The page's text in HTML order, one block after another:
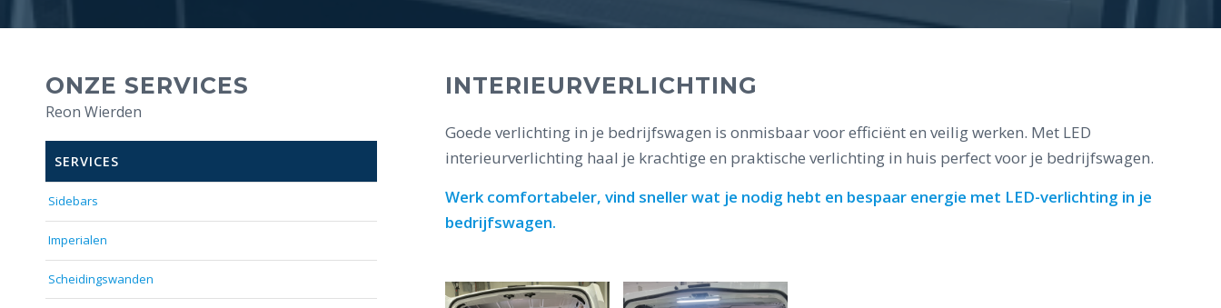
ONZE SERVICES
Reon Wierden
SERVICES
Sidebars
Imperialen
Scheidingswanden
INTERIEURVERLICHTING
Goede verlichting in je bedrijfswagen is onmisbaar voor efficiënt en veilig werken. Met LED
interieurverlichting haal je krachtige en praktische verlichting in huis perfect voor je bedrijfswagen.
Werk comfortabeler, vind sneller wat je nodig hebt en bespaar energie met LED-verlichting in je
bedrijfswagen.